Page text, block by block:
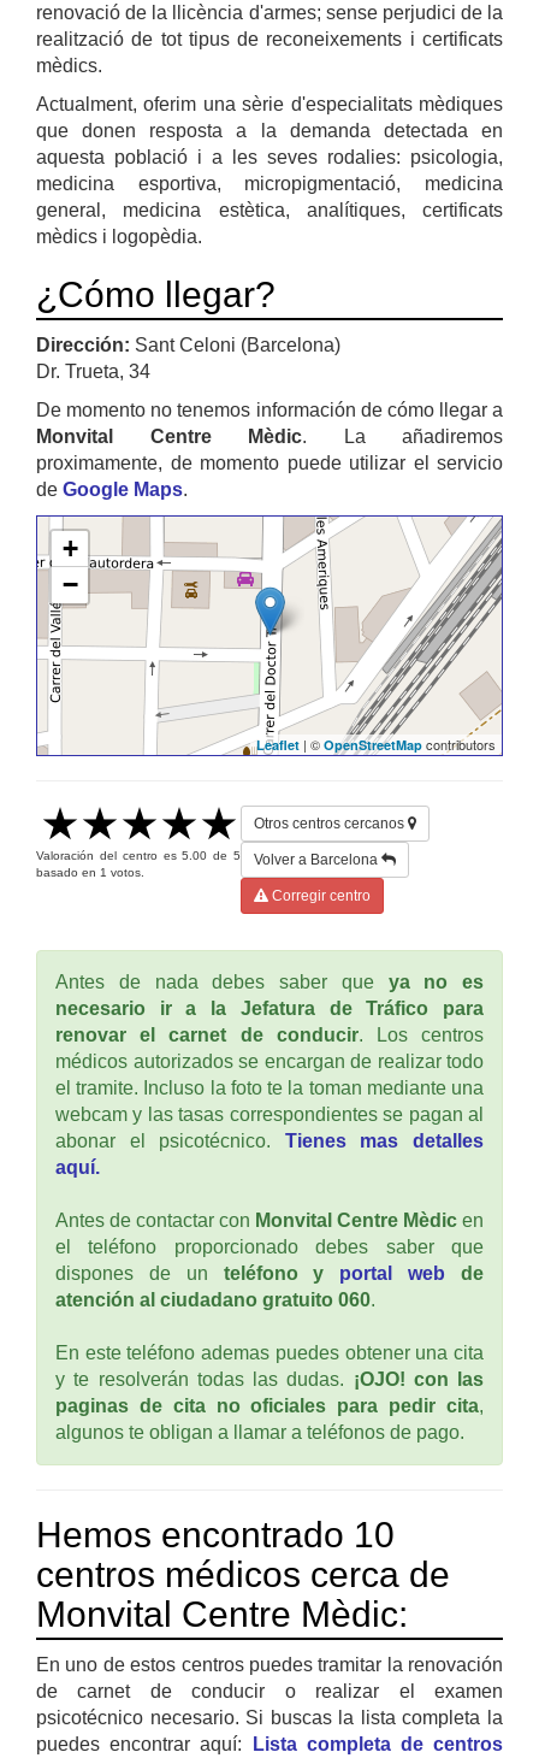
renovació de la llicència d'armes; sense perjudici de la
realització de tot tipus de reconeixements i certificats
mèdics.
Actualment, oferim una sèrie d'especialitats mèdiques
que donen resposta a la demanda detectada en
aquesta població i a les seves rodalies: psicologia,
medicina esportiva, micropigmentació, medicina
general, medicina estètica, analítiques, certificats
mèdics i logopèdia.
¿Cómo llegar?
Dirección: Sant Celoni (Barcelona)
Dr. Trueta, 34
De momento no tenemos información de cómo llegar a
Monvital Centre Mèdic. La añadiremos
proximamente, de momento puede utilizar el servicio
de Google Maps.
+
−
Leaflet | © OpenStreetMap contributors
Valoración del centro es5.00 de5
basado en 1 votos.
Otros centros cercanos
Volver a Barcelona
Corregir centro
Antes de nada debes saber que ya no es
necesario ir a la Jefatura de Tráfico para
renovar el carnet de conducir. Los centros
médicos autorizados se encargan de realizar todo
el tramite. Incluso la foto te la toman mediante una
webcam y las tasas correspondientes se pagan al
abonar el psicotécnico. Tienes mas detalles
aquí.
Antes de contactar con Monvital Centre Mèdic en
el teléfono proporcionado debes saber que
dispones de un teléfono y portal web de
atención al ciudadano gratuito 060.
En este teléfono ademas puedes obtener una cita
y te resolverán todas las dudas. ¡OJO! con las
paginas de cita no oficiales para pedir cita,
algunos te obligan a llamar a teléfonos de pago.
Hemos encontrado 10
centros médicos cerca de
Monvital Centre Mèdic:
En uno de estos centros puedes tramitar la renovación
de carnet de conducir o realizar el examen
psicotécnico necesario. Si buscas la lista completa la
puedes encontrar aquí:
Lista completa de centros